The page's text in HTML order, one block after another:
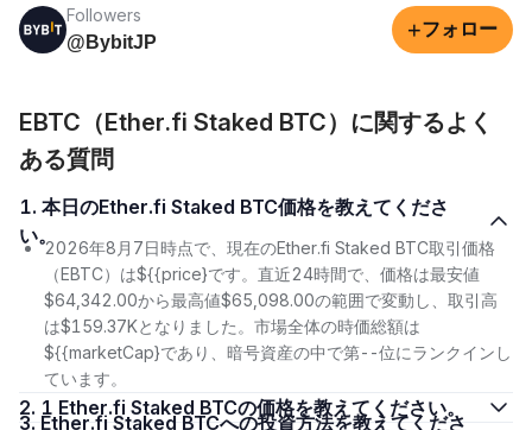
Followers
@BybitJP
+フォロー
EBTC（Ether.fi Staked BTC）に関するよく
ある質問
1. 本日のEther.fi Staked BTC価格を教えてくださ
い。
2026年8月7日時点で、現在のEther.fi Staked BTC取引価格
（EBTC）は${{price}です。直近24時間で、価格は最安値
$64,342.00から最高値$65,098.00の範囲で変動し、取引高
は$159.37Kとなりました。市場全体の時価総額は
${{marketCap}であり、暗号資産の中で第--位にランクインし
ています。
2. 1 Ether.fi Staked BTCの価格を教えてください。
3. Ether.fi Staked BTCへの投資方法を教えてくださ